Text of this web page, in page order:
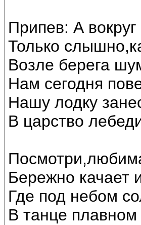
Припев: А
Только
Возле берега
Нам сегодня
Нашу лодку
В царство
Бережно качает
Где под небом
В танце